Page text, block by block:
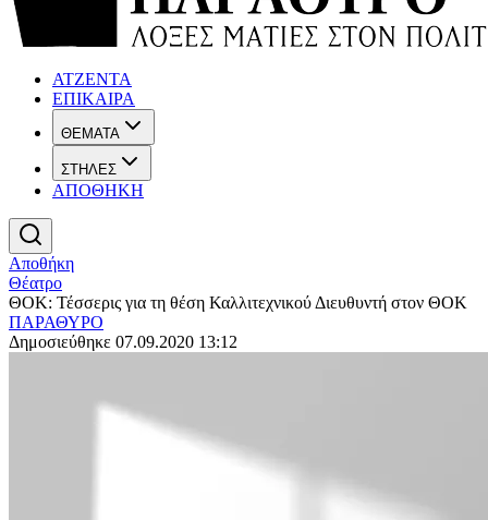
ΑΤΖΕΝΤΑ
ΕΠΙΚΑΙΡΑ
ΘΕΜΑΤΑ
ΣΤΗΛΕΣ
ΑΠΟΘΗΚΗ
Αποθήκη
Θέατρο
ΘΟΚ: Τέσσερις για τη θέση Καλλιτεχνικού Διευθυντή στον ΘΟΚ
ΠΑΡΑΘΥΡΟ
Δημοσιεύθηκε 07.09.2020 13:12